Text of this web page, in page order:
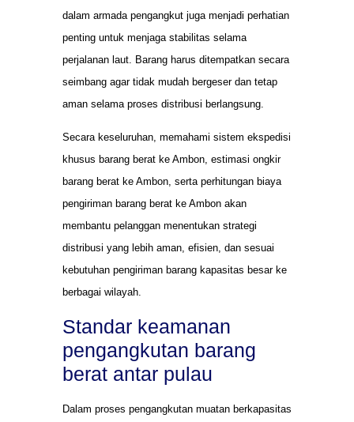
dalam armada pengangkut juga menjadi perhatian
penting untuk menjaga stabilitas selama
perjalanan laut. Barang harus ditempatkan secara
seimbang agar tidak mudah bergeser dan tetap
aman selama proses distribusi berlangsung.
Secara keseluruhan, memahami sistem ekspedisi
khusus barang berat ke Ambon, estimasi ongkir
barang berat ke Ambon, serta perhitungan biaya
pengiriman barang berat ke Ambon akan
membantu pelanggan menentukan strategi
distribusi yang lebih aman, efisien, dan sesuai
kebutuhan pengiriman barang kapasitas besar ke
berbagai wilayah.
Standar keamanan
pengangkutan barang
berat antar pulau
Dalam proses pengangkutan muatan berkapasitas